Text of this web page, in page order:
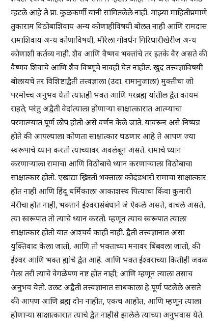
म्हटले आहे ते प्रा. कुळकर्णी यांनी सांगितलेले नाही. माझ्या माहितीप्रमाणे
तुकाराम विठोबाशिवाय अन्य कोणाहीविषयी बोलत नाही आणि रामदास
रामाशिवाय अन्य कोणाविषयी, मीरेला गोवर्धन गिरिधारीखेरीज अन्य
कोणाशी कर्तव्य नाही. शैव आणि वैष्णव भक्तांचे तर इतके वैर असते की
वैष्णव शिवाचे आणि शैव विष्णूचे नावही घेत नाहीत. खुद तत्त्वज्ञांविषयी
बोलायचे तर विशिष्टाद्वैती तत्त्वज्ञाला (उदा. रामानुजाला) मुक्तीचा जो
परमोच्च अनुभव येतो त्यातही भक्त आणि परब्रह्म यांतील द्वैत कायम
राहते; परंतु अद्वैती वेदांत्याला होणाऱ्या साक्षात्कारात आत्म्याचा
परमात्म्यात पूर्ण लोप होतो असे वर्णन केले जाते. यावरून असे निष्पन्न
होते की आपल्याला कोणता साक्षात्कार घडणार आहे ते आपण ज्या
स्वरूपाचे ध्यान करतो त्याच्यावर अवलंबून असते. रामाचे ध्यान
करणाऱ्याला रामाचा आणि विठोबाचे ध्यान करणाऱ्याला विठोबाचा
साक्षात्कार होतो. एखाद्या ख्रिस्ती भक्ताला कोदंडधारी रामाचा साक्षात्कार
होत नाही आणि हिंदू धर्मिकाला आकाशस्थ पित्याचा किंवा कुमारी
मेरीचा होत नाही, भक्ताने ईश्वरासंबंधाने जे ऐकले असते, वाचले असते,
त्या स्वरूपात तो त्याचे ध्यान करतो. म्हणून त्याच स्वरूपात त्याला
साक्षात्कार होतो यात आश्चर्य काही नाही. द्वैती तत्त्वज्ञानात असा
युक्तिवाद केला जातो, आणि तो भक्ताच्या मनावर बिंबवला जातो, की
ईश्वर आणि भक्त ह्यांचे द्वैत आहे. आणि भक्त ईश्वराच्या कितीही जवळ
गेला तरी त्याचे वेगळेपण नष्ट होत नाही; आणि म्हणून त्याला तसाच
अनुभव येतो. उलट अद्वैती तत्त्वज्ञानात साधकाला हे पूर्ण पटलेले असते
की आपण आणि ब्रह्म दोन नाहीत, एकच आहोत, आणि म्हणून त्याला
होणाऱ्या साक्षात्कारात त्याचे द्वैत नाहीसे झालेले त्याच्या अनुभवास येते.